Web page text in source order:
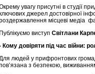
увагу присутні в студії
джерел достовірної
місцеві медіа
Публікуємо виступ Світлани
Кому довіряти під час війни:
людей у прифронтових
з безпекою,